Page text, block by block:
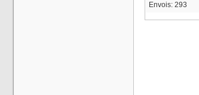
Envois: 293